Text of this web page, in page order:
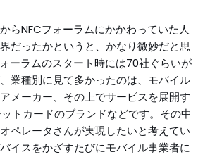
らNFCフォーラムにかかわっていた人
だったかというと、かなり微妙だと思
ーラムのスタート時には70社ぐらいが
業種別に見て多かったのは、モバイル
メーカー、その上でサービスを展開す
トカードのブランドなどです。その中
ペレータさんが実現したいと考えてい
イスをかざすたびにモバイル事業者に